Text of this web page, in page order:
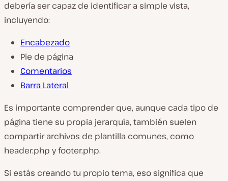
debería ser capaz de identificar a simple vista,
incluyendo:
Encabezado
Pie de página
Comentarios
Barra Lateral
Es importante comprender que, aunque cada tipo de
página tiene su propia jerarquía, también suelen
compartir archivos de plantilla comunes, como
header.php yfooter.php.
Si estás creando tu propio tema, eso significa que